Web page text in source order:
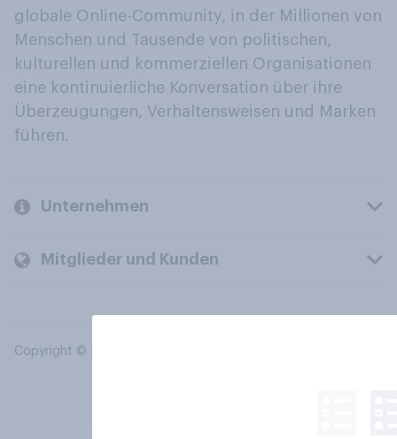
globale Online-Community, in der Millionen von
Menschen und Tausende von politischen,
kulturellen und kommerziellen Organisationen
eine kontinuierliche Konversation über ihre
Überzeugungen, Verhaltensweisen und Marken
führen.
Unternehmen
Mitglieder und Kunden
Copyright © 2026 YouGov PLC. Alle Rechte vorbehalten.